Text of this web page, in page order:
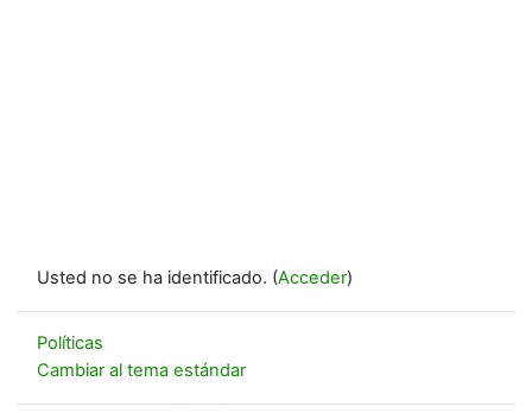
Usted no se ha identificado. (Acceder)
Políticas
Cambiar al tema estándar